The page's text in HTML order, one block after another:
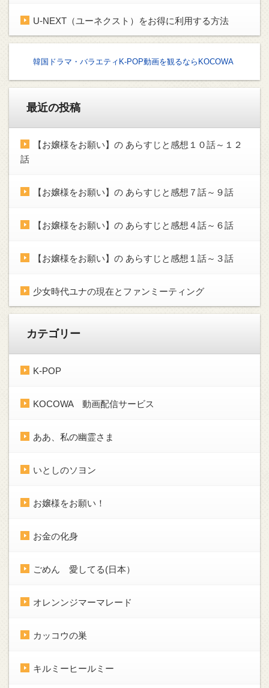
U-NEXT（ユーネクスト）をお得に利用する方法
韓国ドラマ・バラエティK-POP動画を観るならKOCOWA
最近の投稿
【お嬢様をお願い】の あらすじと感想１０話～１２
話
【お嬢様をお願い】の あらすじと感想７話～９話
【お嬢様をお願い】の あらすじと感想４話～６話
【お嬢様をお願い】の あらすじと感想１話～３話
少女時代ユナの現在とファンミーティング
カテゴリー
K-POP
KOCOWA 動画配信サービス
ああ、私の幽霊さま
いとしのソヨン
お嬢様をお願い！
お金の化身
ごめん 愛してる(日本）
オレンンジマーマレード
カッコウの巣
キルミーヒールミー